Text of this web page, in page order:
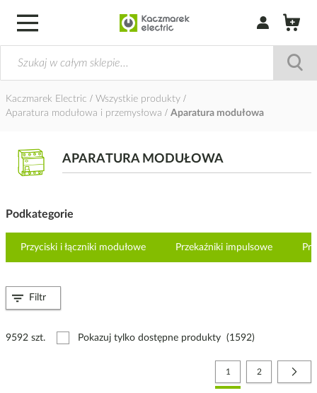
Zaloguj się /
Kaczmarek Electric
Wszystkie produkty
Aparatura modułowa i przemysłowa
Aparatura modułowa
APARATURA MODUŁOWA
Podkategorie
Przyciski i łączniki modułowe Przekaźniki impulsowe
9592 szt. Pokazuj tylko dostępne produkty (1592)
Strona
Aktualnie czytasz stronę
1 Strona
2
Filtr